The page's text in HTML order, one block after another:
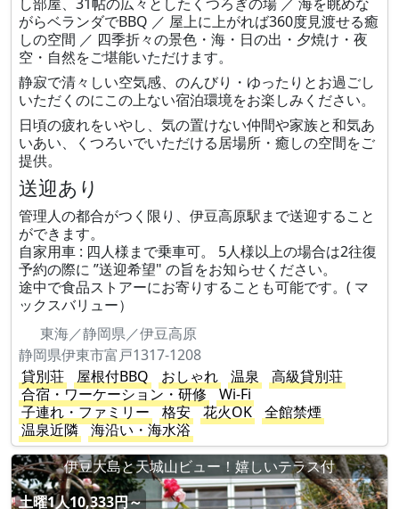
がらベランダでBBQ ／ 屋上に上がれば360度見渡せる癒
しの空間 ／ 四季折々の景色・海・日の出・夕焼け・夜
空・自然をご堪能いただけます。
静寂で清々しい空気感、のんびり・ゆったりとお過ごし
いただくのにこの上ない宿泊環境をお楽しみください。
日頃の疲れをいやし、気の置けない仲間や家族と和気あ
いあい、くつろいでいただける居場所・癒しの空間をご
提供。
送迎あり
管理人の都合がつく限り、伊豆高原駅まで送迎すること
ができます。
自家用車 : 四人様まで乗車可。 5人様以上の場合は2往復
予約の際に ”送迎希望" の旨をお知らせください。
途中で食品ストアーにお寄りすることも可能です。( マ
ックスバリュー）
東海／静岡県／伊豆高原
静岡県伊東市富戸1317-1208
貸別荘
屋根付BBQ おしゃれ 温泉
高級貸別荘
合宿・ワーケーション・研修
Wi-Fi
子連れ・ファミリー
格安 花火OK
全館禁煙
温泉近隣
海沿い・海水浴
伊豆大島と天城山ビュー！嬉しいテラス付
土曜1人10,333円～